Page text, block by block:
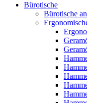
Bürotische
Bürotische